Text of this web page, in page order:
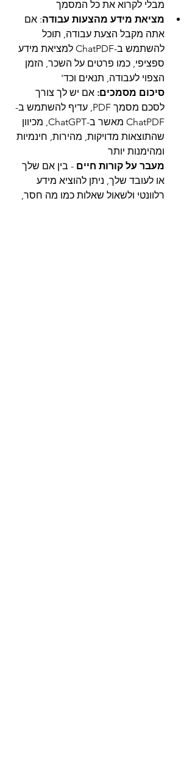
מבלי לקרוא את כל המסמך
מציאת מידע מהצעות עבודה: אם
אתה מקבל הצעת עבודה, תוכל
להשתמש ב-ChatPDF למציאת מידע
ספציפי, כמו פרטים על השכר, הזמן
הצפוי לעבודה, תנאים וכד'
סיכום מסמכים: אם יש לך צורך
לסכם מסמך PDF, עדיף להשתמש ב-
ChatPDF מאשר ב-ChatGPT, מכיוון
שהתוצאות מדויקות, מהירות, חינמיות
ומהימנות יותר
מעבר על קורות חיים - בין אם שלך
או לעובד שלך, ניתן להוציא מידע
רלוונטי ולשאול שאלות כמו מה חסר,